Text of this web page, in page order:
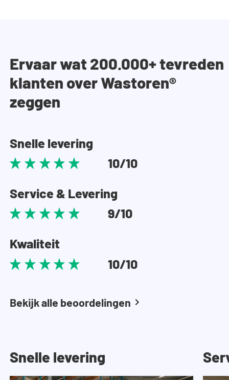
Ervaar wat 200.000+ tevreden
klanten over Wastoren®
zeggen
Snelle levering
10/10
Service & Levering
9/10
Kwaliteit
10/10
Bekijk alle beoordelingen
Snelle levering